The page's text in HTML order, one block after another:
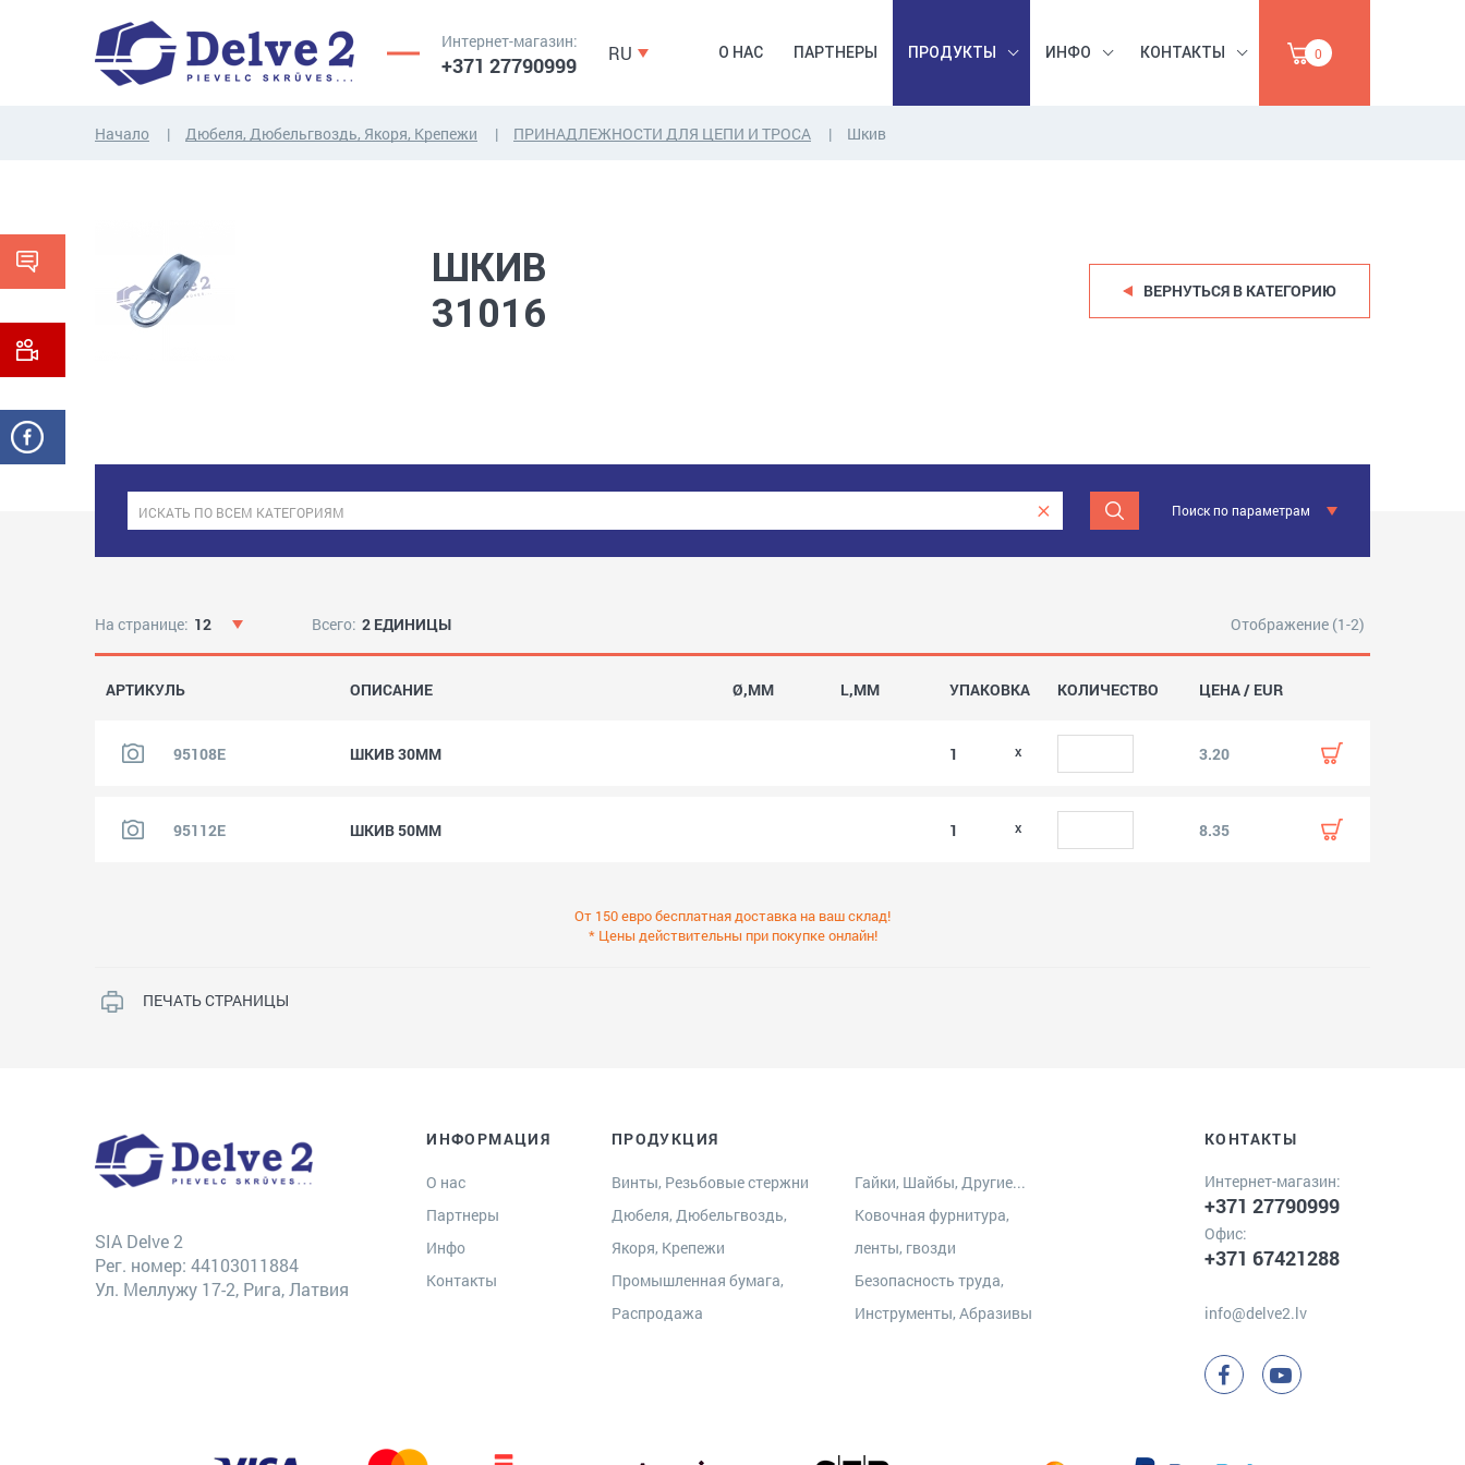
Интернет-магазин:
+371 27790999 RU О НАС ПАРТНЕРЫ ПРОДУКТЫ ИНФО КОНТАКТЫ 0
Начало Дюбеля, Дюбельгвоздь, Якоря, Крепежи ПРИНАДЛЕЖНОСТИ ДЛЯ ЦЕПИ И ТРОСA Шкив
ШКИВ
31016
ВЕРНУТЬСЯ В КАТЕГОРИЮ
Поиск по параметрам
На странице: 12 Всего: 2 ЕДИНИЦЫ Отображение (1-2)
АРТИКУЛЬ ОПИСАНИЕ Ø,MM L,MM УПАКОВКА КОЛИЧЕСТВО ЦЕНА / EUR
95108E ШКИВ 30MM 1 3.20
95112E ШКИВ 50MM 1 8.35
От 150 евро бесплатная доставка на ваш склад!
* Цены действительны при покупке онлайн!
ПЕЧАТЬ СТРАНИЦЫ
SIA Delve 2
Рег. номер: 44103011884
Ул. Меллужу 17-2, Рига, Латвия
ИНФОРМАЦИЯ
О нас
Партнеры
Инфо
Контакты
ПРОДУКЦИЯ
Винты, Резьбовые стержни
Гайки, Шайбы, Другие...
Дюбеля, Дюбельгвоздь,
Якоря, Крепежи
Ковочная фурнитура,
ленты, гвозди
Промышленная бумага,
Распродажа
Безопасность труда,
Инструменты, Абразивы
КОНТАКТЫ
Интернет-магазин:
+371 27790999
Офис:
+371 67421288
info@delve2.lv